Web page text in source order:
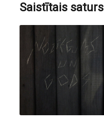
Saistītais saturs